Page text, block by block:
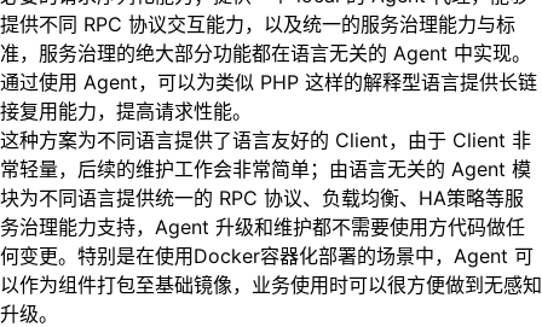
提供不同 RPC 协议交互能力，以及统一的服务治理能力与标
准，服务治理的绝大部分功能都在语言无关的 Agent 中实现。
通过使用 Agent，可以为类似 PHP 这样的解释型语言提供长链
接复用能力，提高请求性能。
这种方案为不同语言提供了语言友好的 Client，由于 Client 非
常轻量，后续的维护工作会非常简单；由语言无关的 Agent 模
块为不同语言提供统一的 RPC 协议、负载均衡、HA策略等服
务治理能力支持，Agent 升级和维护都不需要使用方代码做任
何变更。特别是在使用Docker容器化部署的场景中，Agent 可
以作为组件打包至基础镜像，业务使用时可以很方便做到无感知
升级。